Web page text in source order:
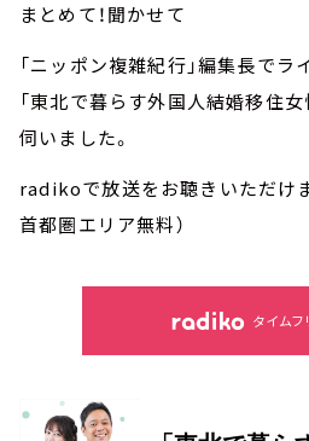
まとめて！聞かせて
「ニッポン複雑紀行」編集長で
「東北で暮らす外国人結婚移住
伺いました。
radikoで放送をお聴きいただけ
首都圏エリア無料）
タイムフ